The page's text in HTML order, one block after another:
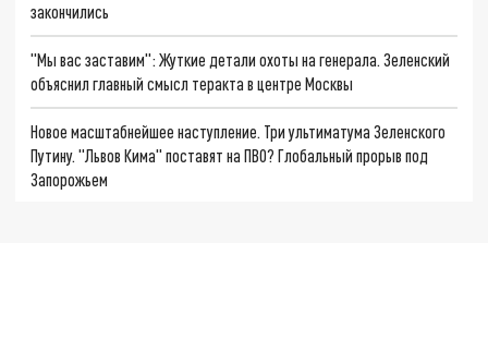
закончились
"Мы вас заставим": Жуткие детали охоты на генерала. Зеленский
объяснил главный смысл теракта в центре Москвы
Новое масштабнейшее наступление. Три ультиматума Зеленского
Путину. "Львов Кима" поставят на ПВО? Глобальный прорыв под
Запорожьем